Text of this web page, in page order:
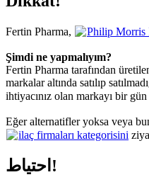
Fertin Pharma, Philip Morris
Şimdi ne yapmalıyım?
Fertin Pharma tarafından
markalar altında satılıp
ihtiyacınız olan markayı bir
Eğer alternatifler yoksa veya
ilaç firmaları kategorisini
احتیاط!